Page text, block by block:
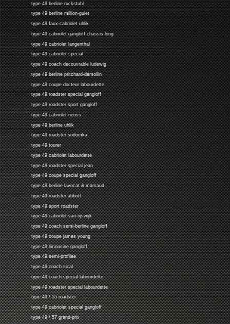
type 49 berline ruckstuhl
type 49 berline million-guiet
type 49 faux-cabriolet uhlik
type 49 cabriolet gangloff chassis long
type 49 cabriolet langenthal
type 49 cabriolet special
type 49 coach decouvrable ludewig
type 49 berline pritchard-demollin
type 49 coupe docteur labourdette
type 49 roadster special gangloff
type 49 roadster sport gangloff
type 49 cabriolet neuss
type 49 berline uhlik
type 49 roadster sodomka
type 49 tourer
type 49 cabriolet labourdette
type 49 roadster special jean
type 49 coupe special gangloff
type 49 berline lavocat & marsaud
type 49 roadster abbott
type 49 sport roadster
type 49 cabriolet van rijswijk
type 49 coach semi-berline gangloff
type 49 coupe james young
type 49 limousine gangloff
type 49 semi-profilee
type 49 coach sical
type 49 coach special labourdette
type 49 roadster special labourdette
type 49 / 55 roadster
type 49 cabriolet special gangloff
type 49 / 57 grand-prix